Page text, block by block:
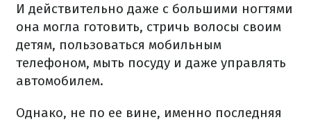
И действительно даже с большими ногтями
она могла готовить, стричь волосы своим
детям, пользоваться мобильным
телефоном, мыть посуду и даже управлять
автомобилем.
Однако, не по ее вине, именно последняя